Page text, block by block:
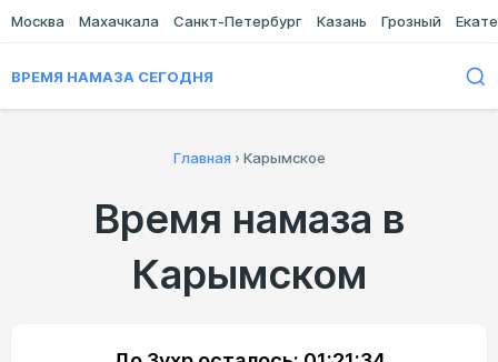
Москва Махачкала Санкт-Петербург Казань Грозный
ВРЕМЯ НАМАЗА СЕГОДНЯ
Главная › Карымское
Время намаза в
Карымском